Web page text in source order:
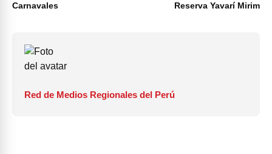
Carnavales
Reserva Yavarí Mirim
Red de Medios Regionales del Perú